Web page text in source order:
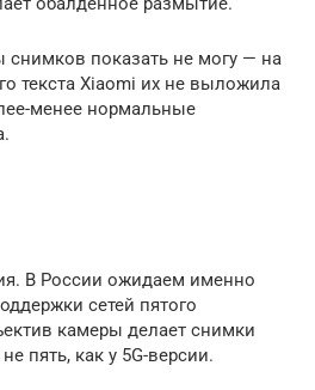
показать не могу — на
текста Xiaomi их не выложила
менее нормальные
В России ожидаем именно
сетей пятого
камеры делает снимки
пять, как у 5G-версии.